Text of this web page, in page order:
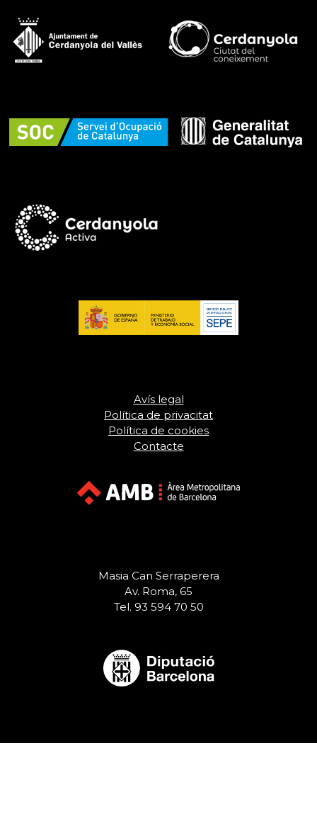
Avís legal
Política de privacitat
Política de cookies
Contacte
Masia Can Serraperera
Av. Roma, 65
Tel. 93 594 70 50